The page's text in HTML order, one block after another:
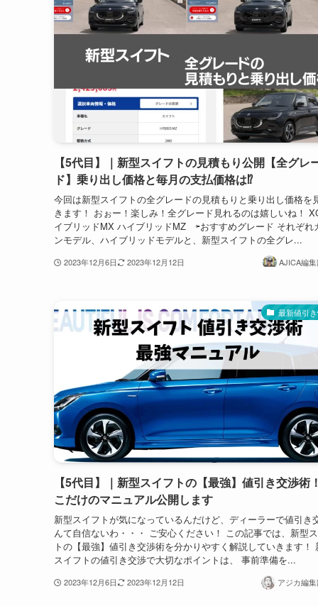
【5代目】｜新型スイフトの見積もり公開【全グレ
ド】乗り出し価格と毎月の支払価格は⁉
今回は新型スイフトの全グレードの見積もりと乗り出し価格を
きます！ おぉー！楽しみ！全グレード見れるのは嬉しいね！
イブリッドMX ハイブリッドMZ ⇦おすすめグレード それぞれ
ンモデル、ハイブリッドモデルと、新型スイフトの全グレ...
2023年12月6日 2023年12月12日 AJICA編集
最新値引
【5代目】｜新型スイフトの【最強】値引き交渉術
こだけのマニュアル公開します
新型スイフトが気になっているんだけど、ディーラーで値引き
んて自信ないわ・・・ ご安心ください！ この記事では、新型
トの【最強】値引き交渉術を分かりやすく解説していきます！
スイフトの値引き交渉で大切なポイントは、 事前準備を...
2023年12月6日 2023年12月12日 アジカ編